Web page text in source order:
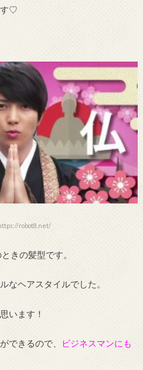
す♡
robot8.net/
きの髪型です。
なヘアスタイルでした。
います！
できるので、
ビジネスマンにも